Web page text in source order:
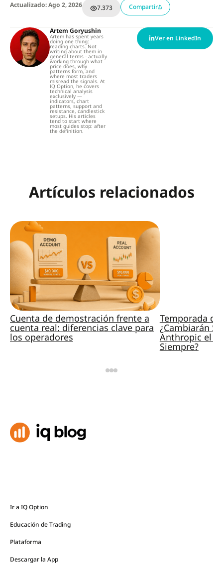
Actualizado: Ago 2, 2026 7.373 Compartir
Artem Goryushin
Artem has spent years
doing one thing:
reading charts. Not
writing about them in
general terms - actually
working through what
price does, why
patterns form, and
where most traders
misread the signals. At
IQ Option, he covers
technical analysis
exclusively —
indicators, chart
patterns, support and
resistance, candlestick
setups. His articles
tend to start where
most guides stop: after
the definition.
Ver en LinkedIn
Artículos relacionados
Cuenta de demostración frente a
cuenta real: diferencias clave para
los operadores
Temporada de
¿Cambiarán
Anthropic el
Siempre?
Ir a IQ Option
Educación de Trading
Plataforma
Descargar la App